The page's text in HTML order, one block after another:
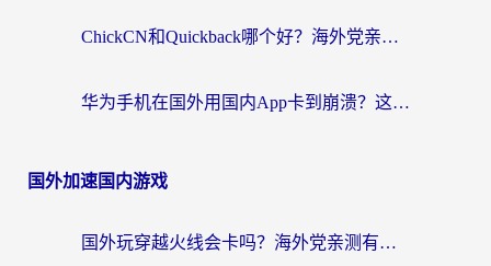
ChickCN和Quickback哪个好？海外党亲测回国加速器，轻松解锁国内资源（附避坑指南）
华为手机在国外用国内App卡到崩溃？这篇加速器指南帮你无缝刷剧打游戏
国外加速国内游戏
国外玩穿越火线会卡吗？海外党亲测有效的国服游戏加速指南